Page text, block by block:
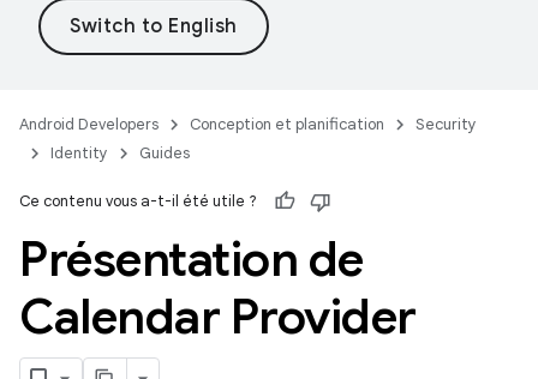
Android Developers Conception et planification
Security
Identity
Guides
Ce contenu vous a-t-il été utile ?
Présentation de
Calendar Provider